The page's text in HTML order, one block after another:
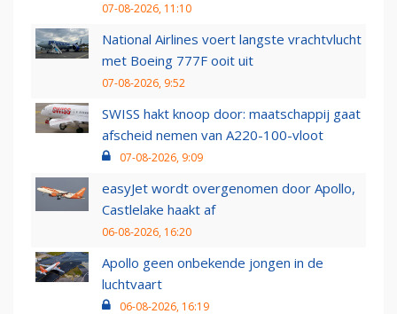
07-08-2026, 11:10
National Airlines voert langste vrachtvlucht
met Boeing 777F ooit uit
07-08-2026, 9:52
SWISS hakt knoop door: maatschappij gaat
afscheid nemen van A220-100-vloot
07-08-2026, 9:09
easyJet wordt overgenomen door Apollo,
Castlelake haakt af
06-08-2026, 16:20
Apollo geen onbekende jongen in de
luchtvaart
06-08-2026, 16:19